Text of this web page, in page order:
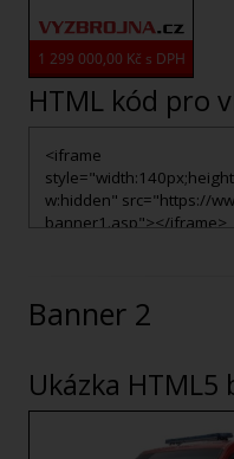
HTML kód
Banner 2
Ukázka